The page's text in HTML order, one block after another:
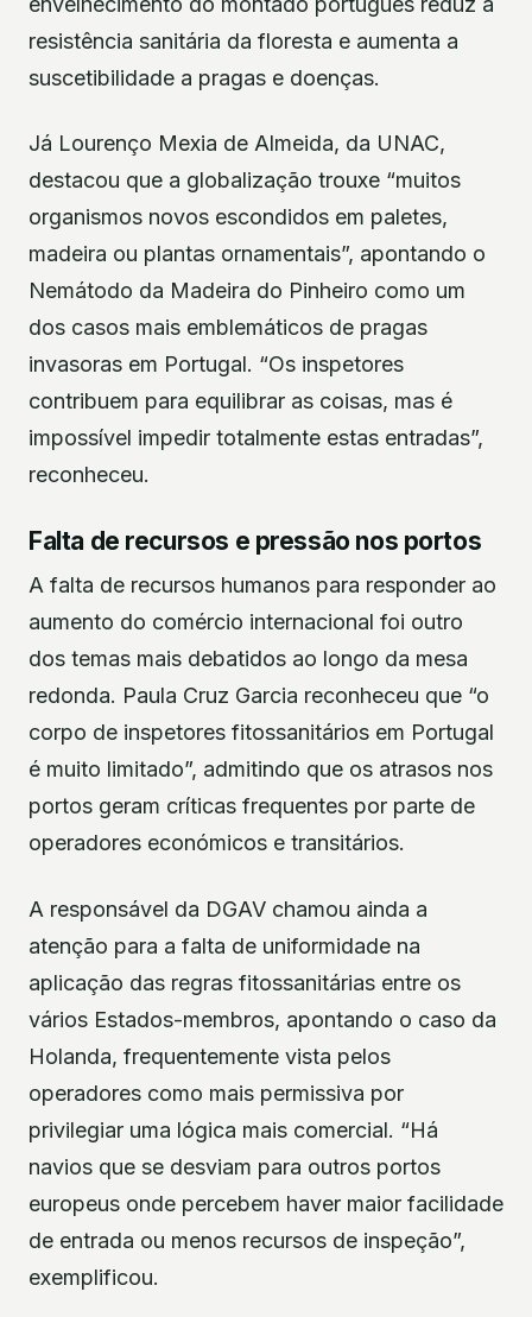
resistência sanitária da floresta e aumenta a
suscetibilidade a pragas e doenças.
Já Lourenço Mexia de Almeida, da UNAC,
destacou que a globalização trouxe “muitos
organismos novos escondidos em paletes,
madeira ou plantas ornamentais”, apontando o
Nemátodo da Madeira do Pinheiro como um
dos casos mais emblemáticos de pragas
invasoras em Portugal. “Os inspetores
contribuem para equilibrar as coisas, mas é
impossível impedir totalmente estas entradas”,
reconheceu.
Falta de recursos e pressão nos portos
A falta de recursos humanos para responder ao
aumento do comércio internacional foi outro
dos temas mais debatidos ao longo da mesa
redonda. Paula Cruz Garcia reconheceu que “o
corpo de inspetores fitossanitários em Portugal
é muito limitado”, admitindo que os atrasos nos
portos geram críticas frequentes por parte de
operadores económicos e transitários.
A responsável da DGAV chamou ainda a
atenção para a falta de uniformidade na
aplicação das regras fitossanitárias entre os
vários Estados-membros, apontando o caso da
Holanda, frequentemente vista pelos
operadores como mais permissiva por
privilegiar uma lógica mais comercial. “Há
navios que se desviam para outros portos
europeus onde percebem haver maior facilidade
de entrada ou menos recursos de inspeção”,
exemplificou.